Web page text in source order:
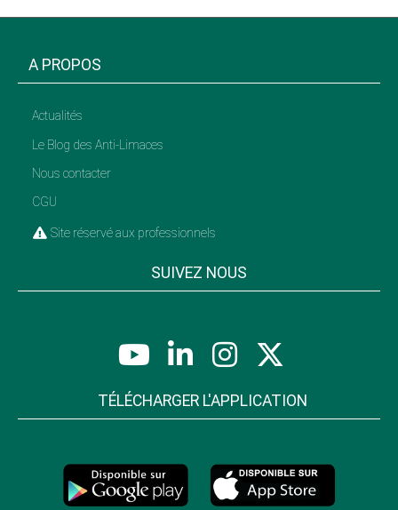
A PROPOS
Actualités
Le Blog des Anti-Limaces
Nous contacter
CGU
Site réservé aux professionnels
SUIVEZ NOUS
TÉLÉCHARGER L'APPLICATION